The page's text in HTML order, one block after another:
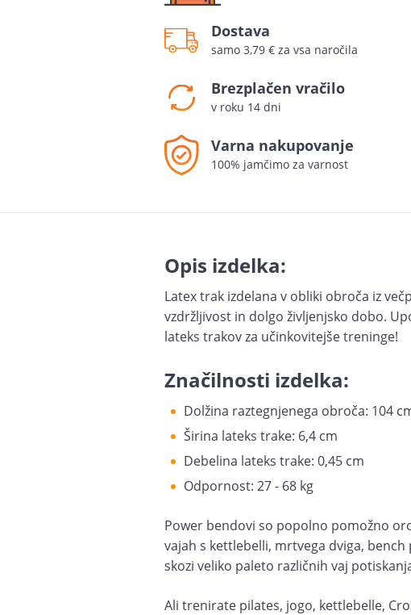
Dostava
samo 3,79 € za vsa naročila
Brezplačen vračilo
v roku 14 dni
Varna nakupovanje
100% jamčimo za varnost
Opis izdelka:
Latex trak izdelana v obliki obroča iz
vzdržljivost in dolgo življenjsko dobo.
lateks trakov za učinkovitejše treninge!
Značilnosti izdelka:
Dolžina raztegnjenega obroča: 104
Širina lateks trake: 6,4 cm
Debelina lateks trake: 0,45 cm
Odpornost: 27 - 68 kg
Power bendovi so popolno pomožno
vajah s kettlebelli, mrtvega dviga,
skozi veliko paleto različnih vaj
Ali trenirate pilates, jogo, kettlebelle,